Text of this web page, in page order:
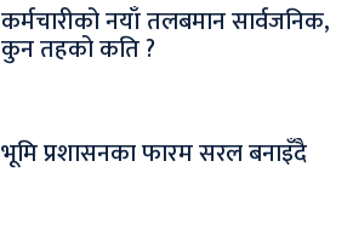
कर्मचारीको नयाँ तलबमान सार्वजनिक,
कुन तहको कति ?
भूमि प्रशासनका फारम सरल बनाइँदै